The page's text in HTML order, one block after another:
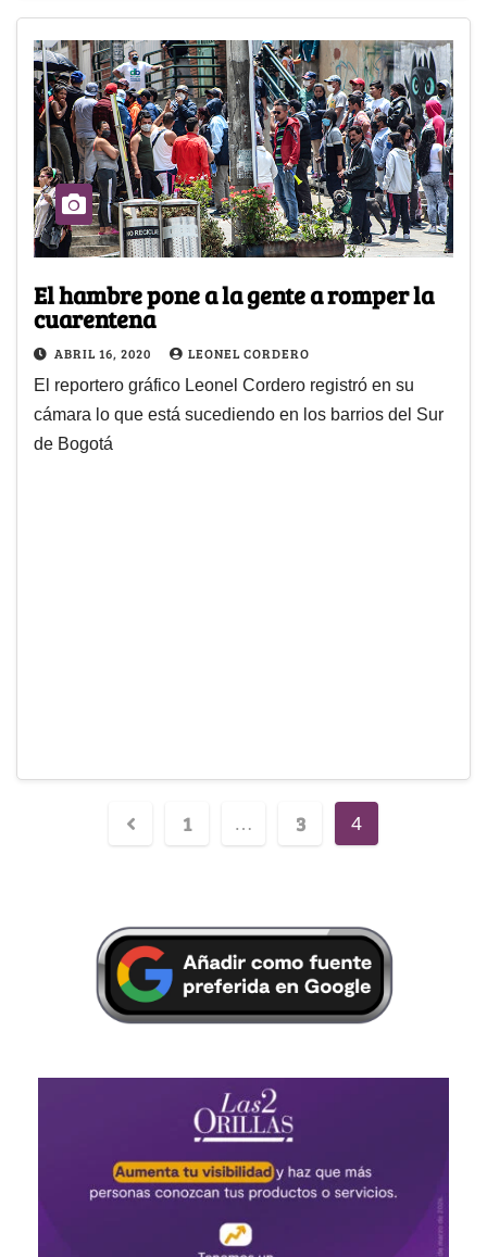
El hambre pone a la gente a romper la
cuarentena
ABRIL 16, 2020 LEONEL CORDERO
El reportero gráfico Leonel Cordero registró en su
cámara lo que está sucediendo en los barrios del Sur
de Bogotá
1 … 3 4